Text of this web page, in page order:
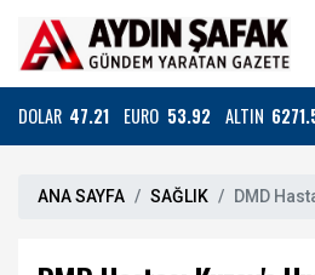
DOLAR 47.21 EURO 53.92 ALTIN
ANA SAYFA SAĞLIK DMD